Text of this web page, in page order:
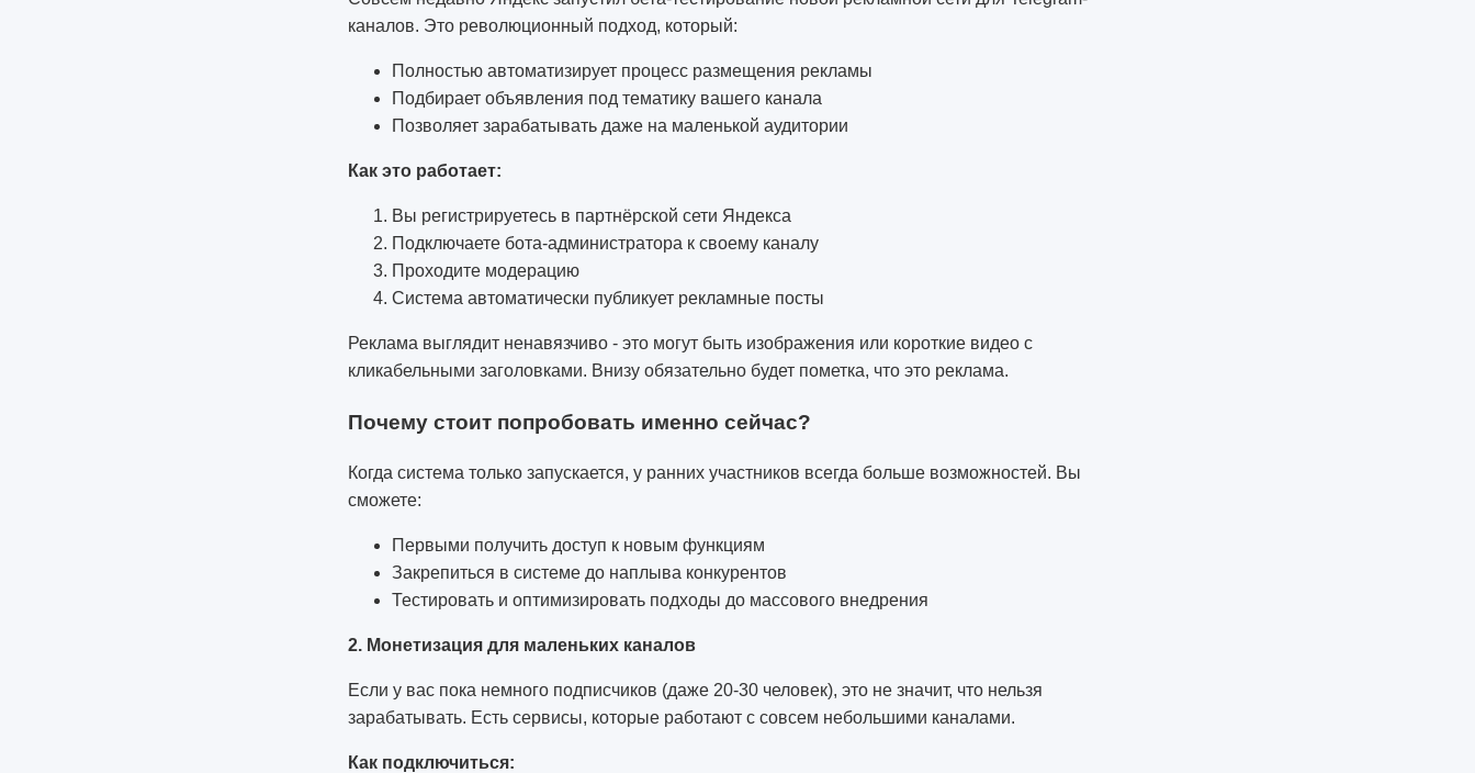
каналов. Это революционный подход, который:
Полностью автоматизирует процесс размещения рекламы
Подбирает объявления под тематику вашего канала
Позволяет зарабатывать даже на маленькой аудитории
Как это работает:
Вы регистрируетесь в партнёрской сети Яндекса
Подключаете бота-администратора к своему каналу
Проходите модерацию
Система автоматически публикует рекламные посты
Реклама выглядит ненавязчиво - это могут быть изображения или короткие видео с
кликабельными заголовками. Внизу обязательно будет пометка, что это реклама.
Почему стоит попробовать именно сейчас?
Когда система только запускается, у ранних участников всегда больше возможностей. Вы
сможете:
Первыми получить доступ к новым функциям
Закрепиться в системе до наплыва конкурентов
Тестировать и оптимизировать подходы до массового внедрения
2. Монетизация для маленьких каналов
Если у вас пока немного подписчиков (даже 20-30 человек), это не значит, что нельзя
зарабатывать. Есть сервисы, которые работают с совсем небольшими каналами.
Как подключиться: